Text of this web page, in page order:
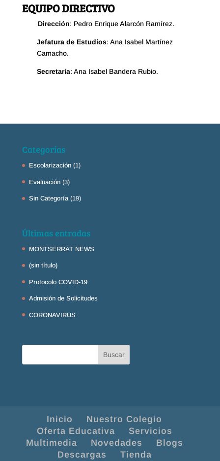
EQUIPO DIRECTIVO
Dirección: Pedro Enrique Alarcón Ramírez.
Jefatura de Estudios: Ana Isabel Martínez
Camacho.
Secretaría: Ana Isabel Bandera Rubio.
Categorías
Escolarización(1)
Evaluación(3)
Sin Categoría(19)
Últimas entradas
MONTSERRAT NEWS
(sin título)
Protocolo COVID-19
Admisión de Solicitudes
CORONAVIRUS
Inicio
Nuestro Colegio
Oferta Educativa
Servicios
Multimedia
Novedades
Blogs
Descargas
Tienda